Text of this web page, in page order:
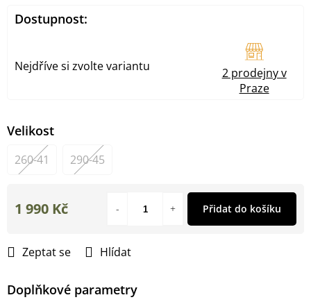
Velikost
260-41 290-45
Zeptat se Hlídat
Doplňkové parametry
1 990 Kč Přidat do košíku
Dostupnost:
Nejdříve si zvolte variantu
2 prodejny v
Praze